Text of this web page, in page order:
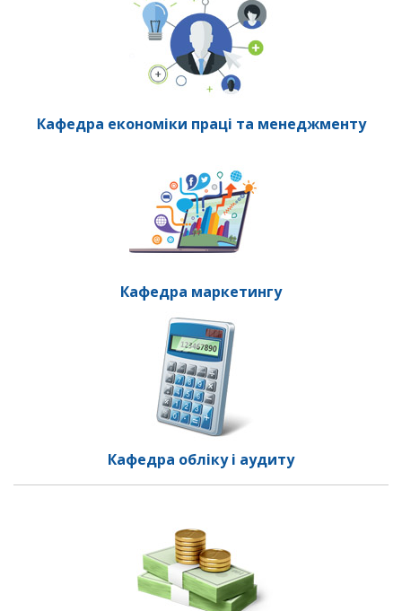
Кафедра економіки праці та менеджменту
Кафедра маркетингу
Кафедра обліку і аудиту